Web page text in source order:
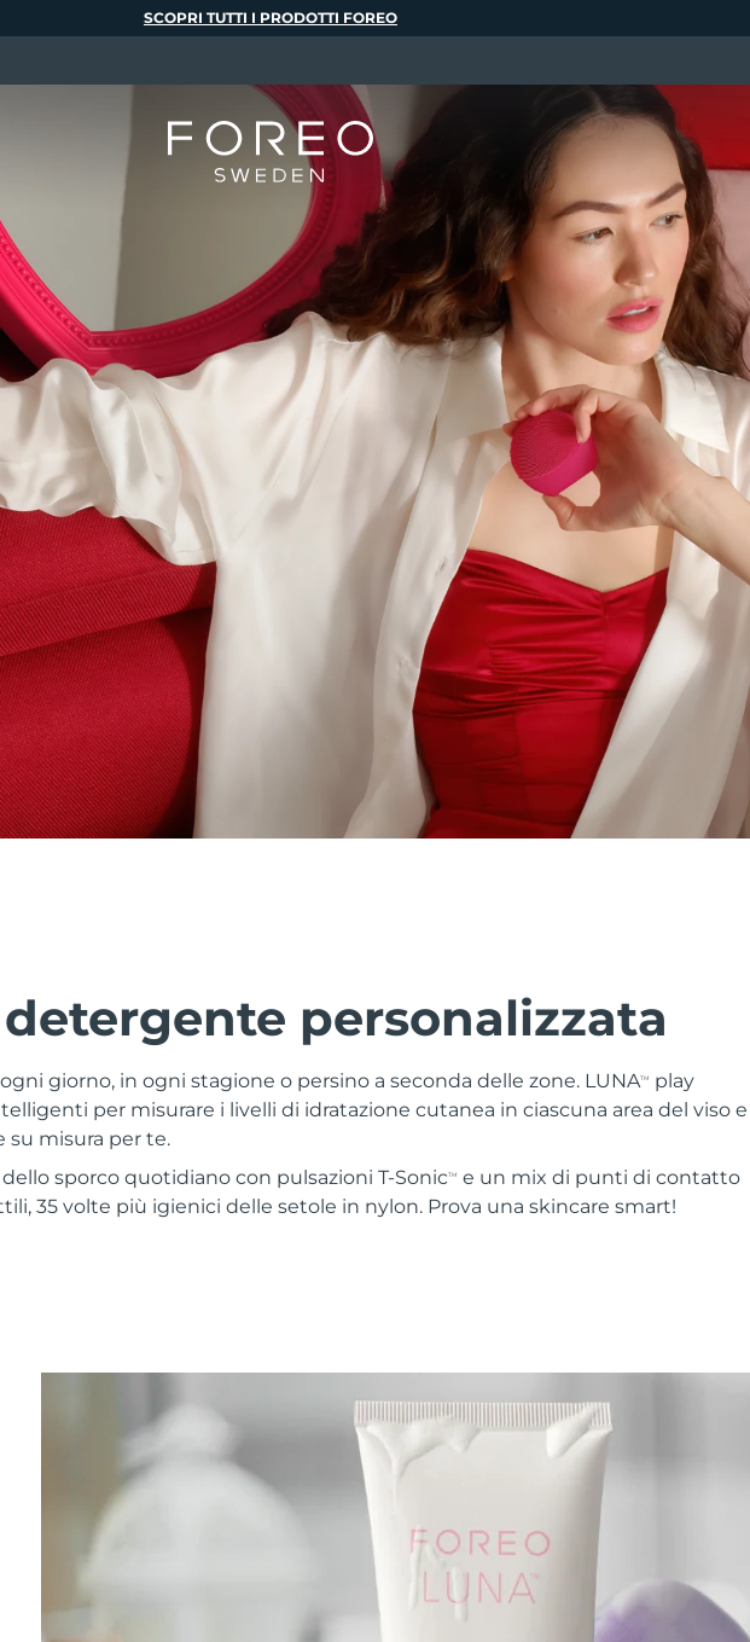
personalizzata
giorno, in ogni stagione o persino a seconda delle zone. LUNATM
play
per misurare i livelli di idratazione cutanea in ciascuna area del viso e
su misura per te.
sporco quotidiano con pulsazioni T-SonicTM
e un mix di punti di contatto
35 volte più igienici delle setole in nylon. Prova una skincare smart!
SCOPRI TUTTI I PRODOTTI FOREO